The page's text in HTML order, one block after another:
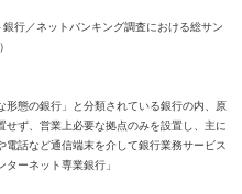
行／ネットバンキング調査における総サン
形態の銀行」と分類されている銀行の内、原
せず、営業上必要な拠点のみを設置し、主に
電話など通信端末を介して銀行業務サービス
ターネット専業銀行」